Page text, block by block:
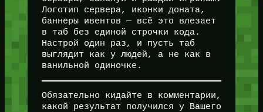
Логотип сервера, иконки доната,
баннеры ивентов — всё это влезает
в таб без единой строчки кода.
Настрой один раз, и пусть таб
выглядит как у людей, а не как в
ванильной одиночке.
Обязательно кидайте в комментарии,
какой результат получился у Вашего